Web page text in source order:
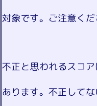
対象です。ご注意くだ
不正と思われるスコ
あります。不正して